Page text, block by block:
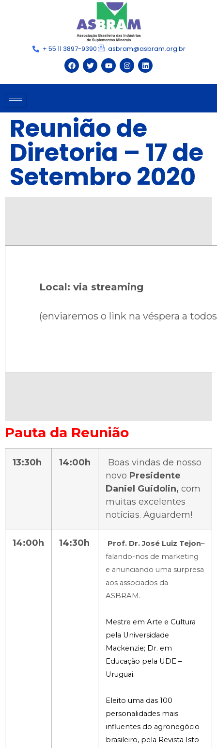
+ 55 11 3897-9390 asbram@asbram.org.br
Reunião de
Diretoria – 17 de
Setembro 2020
Local: via streaming
(enviaremos o link na véspera a
Pauta da Reunião
13:30h 14:00h
Boas vindas de nosso
novo Presidente
Daniel Guidolin, com
muitas excelentes
notícias. Aguardem!
14:00h 14:30h Prof. Dr. José Luiz Tejon–
falando-nos de marketing
e anunciando uma surpresa
aos associados da
ASBRAM.
Mestre em Arte e Cultura
pela Universidade
Mackenzie; Dr. em
Educação pela UDE –
Uruguai.
Eleito uma das 100
personalidades mais
influentes do agronegócio
brasileiro, pela Revista Isto